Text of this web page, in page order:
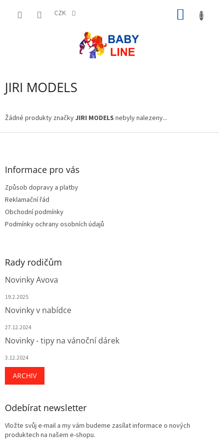
CZK
JIRI MODELS
Žádné produkty značkyJIRI MODELS nebyly nalezeny...
Z
Informace pro vás
Způsob dopravy a platby
Reklamační řád
Obchodní podmínky
Podmínky ochrany osobních údajů
Rady rodičům
Novinky Avova
19.2.2025
Novinky v nabídce
27.12.2024
Novinky - tipy na vánoční dárek
3.12.2024
ARCHIV
Odebírat newsletter
Vložte svůj e-mail a my vám budeme zasílat informace o nových
produktech na našem e-shopu.